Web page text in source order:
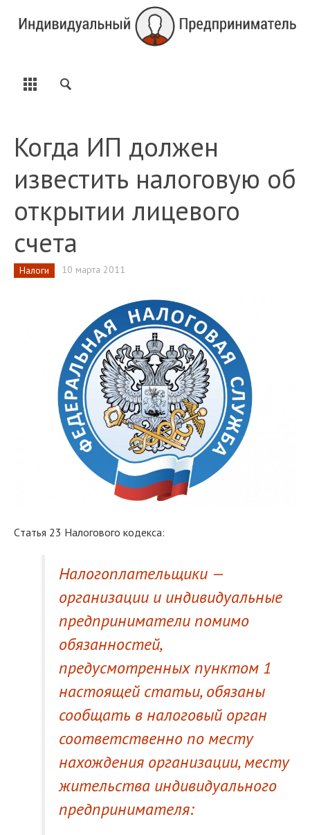
Когда ИП должен
известить налоговую об
открытии лицевого
счета
Налоги 10 марта 2011
Cтатья 23 Налогового кодекса:
Налогоплательщики —
организации и индивидуальные
предприниматели помимо
обязанностей,
предусмотренных пунктом 1
настоящей статьи, обязаны
сообщать в налоговый орган
соответственно по месту
нахождения организации, месту
жительства индивидуального
предпринимателя: